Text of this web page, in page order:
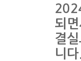
되
결
니